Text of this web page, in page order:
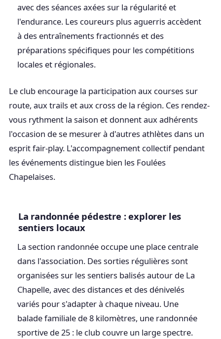
avec des séances axées sur la régularité et
l'endurance. Les coureurs plus aguerris accèdent
à des entraînements fractionnés et des
préparations spécifiques pour les compétitions
locales et régionales.
Le club encourage la participation aux courses sur
route, aux trails et aux cross de la région. Ces rendez-
vous rythment la saison et donnent aux adhérents
l'occasion de se mesurer à d'autres athlètes dans un
esprit fair-play. L'accompagnement collectif pendant
les événements distingue bien les Foulées
Chapelaises.
La randonnée pédestre : explorer les
sentiers locaux
La section randonnée occupe une place centrale
dans l'association. Des sorties régulières sont
organisées sur les sentiers balisés autour de La
Chapelle, avec des distances et des dénivelés
variés pour s'adapter à chaque niveau. Une
balade familiale de 8 kilomètres, une randonnée
sportive de 25 : le club couvre un large spectre.